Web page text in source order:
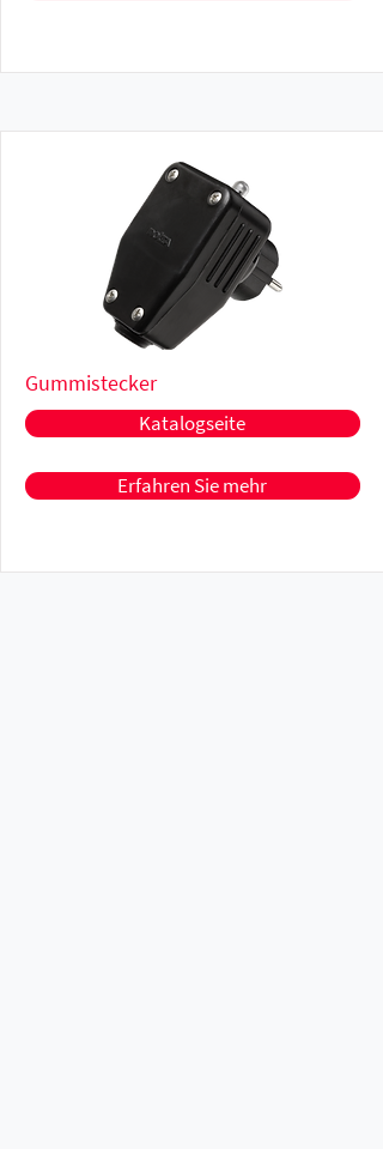
Gummistecker
Katalogseite
Erfahren Sie mehr